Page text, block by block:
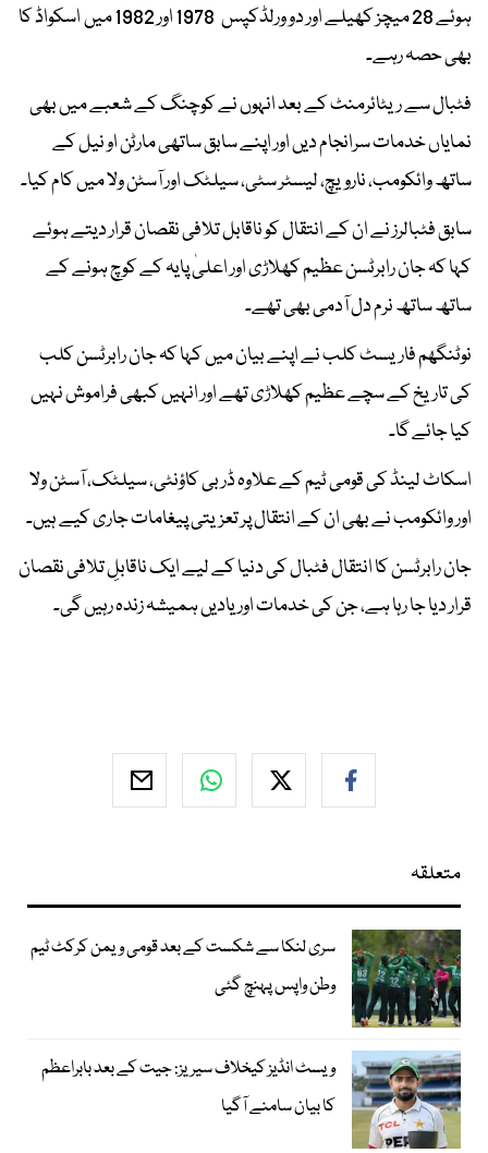
ہوئے 28 میچز کھیلے اور دو ورلڈکپس 1978 اور 1982 میں اسکواڈ کا
بھی حصہ رہے۔
فٹبال سے ریٹائرمنٹ کے بعد انہوں نے کوچنگ کے شعبے میں بھی
نمایاں خدمات سرانجام دیں اور اپنے سابق ساتھی مارٹن او نیل کے
ساتھ وائکومب، نارویچ، لیسٹر سٹی، سیلٹک اور آسٹن ولا میں کام کیا۔
سابق فٹبالرز نے ان کے انتقال کو ناقابل تلافی نقصان قرار دیتے ہوئے
کہا کہ جان رابرٹسن عظیم کھلاڑی اور اعلیٰ پایہ کے کوچ ہونے کے
ساتھ ساتھ نرم دل آدمی بھی تھے۔
نوٹنگھم فاریسٹ کلب نے اپنے بیان میں کہا کہ جان رابرٹسن کلب
کی تاریخ کے سچے عظیم کھلاڑی تھے اور انہیں کبھی فراموش نہیں
کیا جائے گا۔
اسکاٹ لینڈ کی قومی ٹیم کے علاوہ ڈربی کاؤنٹی، سیلٹک، آسٹن ولا
اور وائکومب نے بھی ان کے انتقال پر تعزیتی پیغامات جاری کیے ہیں۔
جان رابرٹسن کا انتقال فٹبال کی دنیا کے لیے ایک ناقابلِ تلافی نقصان
قرار دیا جا رہا ہے، جن کی خدمات اور یادیں ہمیشہ زندہ رہیں گی۔
متعلقہ
سری لنکا سے شکست کے بعد قومی ویمن کرکٹ ٹیم
وطن واپس پہنچ گئی
ویسٹ انڈیز کیخلاف سیریز: جیت کے بعد بابراعظم
کا بیان سامنے آگیا